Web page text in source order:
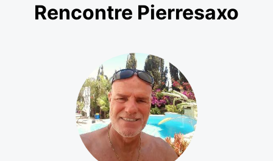
Rencontre Pierresaxo